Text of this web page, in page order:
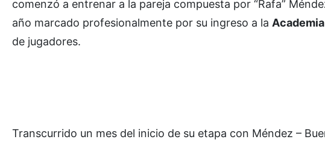
comenzó a entrenar a la pareja compuesta por “Rafa”
año marcado profesionalmente por su ingreso a la
de jugadores.
Transcurrido un mes del inicio de su etapa con Méndez –